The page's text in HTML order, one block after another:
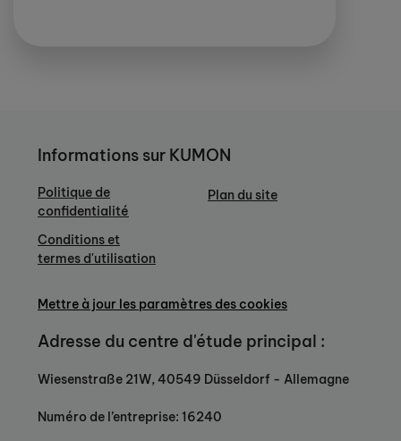
Informations sur KUMON
Politique de
confidentialité
Conditions et
termes d'utilisation
Plan du site
Mettre à jour les paramètres des cookies
Adresse du centre d'étude principal :
Wiesenstraße 21W, 40549 Düsseldorf - Allemagne
Numéro de l’entreprise: 16240